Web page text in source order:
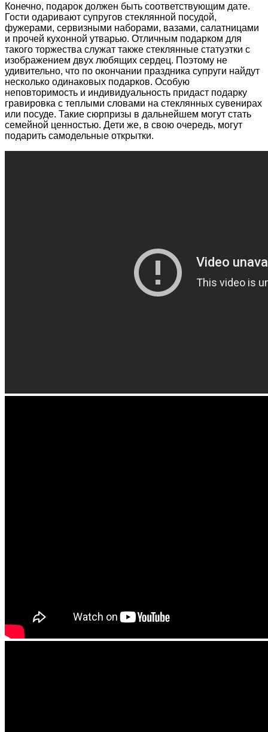
Конечно, подарок должен быть соответствующим дате.
Гости одаривают супругов стеклянной посудой,
фужерами, сервизными наборами, вазами, салатницами
и прочей кухонной утварью. Отличным подарком для
такого торжества служат также стеклянные статуэтки с
изображением двух любящих сердец. Поэтому не
удивительно, что по окончании праздника супруги найдут
несколько одинаковых подарков. Особую
неповторимость и индивидуальность придаст подарку
гравировка с теплыми словами на стеклянных сувенирах
или посуде. Такие сюрпризы в дальнейшем могут стать
семейной ценностью. Дети же, в свою очередь, могут
подарить самодельные открытки.